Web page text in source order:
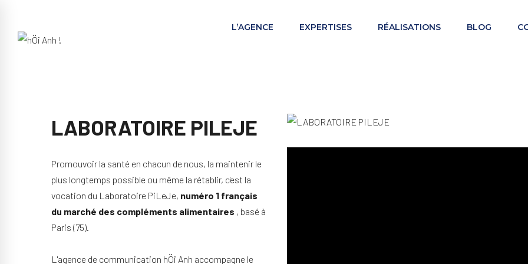
L’AGENCE EXPERTISES RÉALISATIONS BLOG
LABORATOIRE PILEJE
Promouvoir la santé en chacun de nous, la maintenir le
plus longtemps possible ou même la rétablir, c'est la
vocation du Laboratoire PiLeJe, numéro 1 français
du marché des compléments alimentaires , basé à
Paris (75).
L'agence de communication hÖi Anh accompagne le